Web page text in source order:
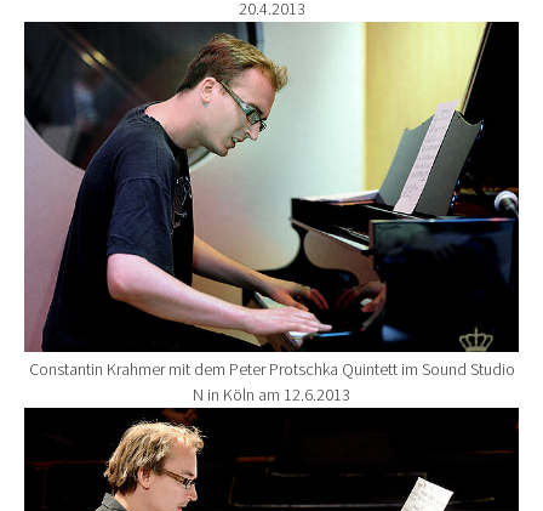
20.4.2013
Show larger version for:
Constantin Krahmer mit dem Peter Protschka Quintett im Sound Studio
N in Köln am 12.6.2013
Show larger version for: